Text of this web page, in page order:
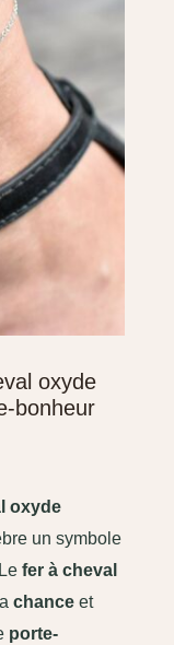
oxyde
bonheur
oxyde
un symbole
fer à cheval
chanceet
porte-